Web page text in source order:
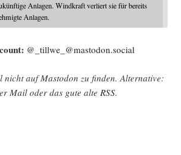
Anlagen. Windkraft verliert sie für bereits
Anlagen.
@_tillwe_@mastodon.social
nicht auf Mast­o­don zu fin­den. Alter­na­ti­ve:
Mail oder das gute alte RSS.